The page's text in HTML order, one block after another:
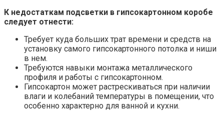
К недостаткам подсветки в гипсокартонном коробе
следует отнести:
Требует куда больших трат времени и средств на
установку самого гипсокартонного потолка и ниши
в нем.
Требуются навыки монтажа металлического
профиля и работы с гипсокартонном.
Гипсокартон может растрескиваться при наличии
влаги и колебаний температуры в помещении, что
особенно характерно для ванной и кухни.